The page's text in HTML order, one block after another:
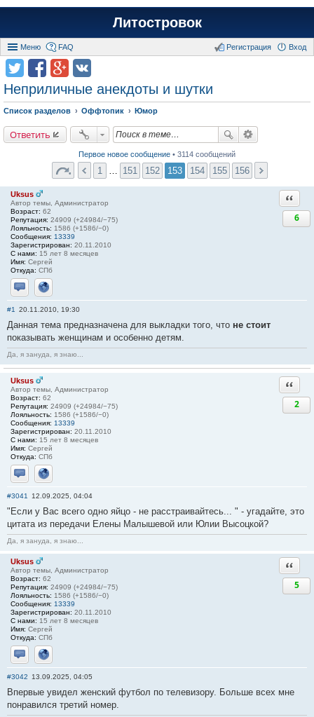
Литостровок
Меню FAQ Вход
Регистрация
Неприличные анекдоты и шутки
Список разделов Оффтопик Юмор
Ответить
Первое новое сообщение • 3114 сообщений
1 151 152 153 154 155 156
Uksus
Автор темы, Администратор
Возраст: 62
Репутация: 24909 (+24984/−75)
Лояльность: 1586 (+1586/−0)
Сообщения: 13339
Зарегистрирован: 20.11.2010
С нами: 15 лет 8 месяцев
Имя: Сергей
Откуда: СПб
Отправить личное сообщение
Сайт
6
#1 20.11.2010, 19:30
Данная тема предназначена для выкладки того, что не стоит
показывать женщинам и особенно детям.
Да, я зануда, я знаю...
Uksus
Автор темы, Администратор
Возраст: 62
Репутация: 24909 (+24984/−75)
Лояльность: 1586 (+1586/−0)
Сообщения: 13339
Зарегистрирован: 20.11.2010
С нами: 15 лет 8 месяцев
Имя: Сергей
Откуда: СПб
Отправить личное сообщение
Сайт
2
#3041 12.09.2025, 04:04
"Если у Вас всего одно яйцо - не расстраивайтесь... " - угадайте, это
цитата из передачи Елены Малышевой или Юлии Высоцкой?
Да, я зануда, я знаю...
Uksus
Автор темы, Администратор
Возраст: 62
Репутация: 24909 (+24984/−75)
Лояльность: 1586 (+1586/−0)
Сообщения: 13339
Зарегистрирован: 20.11.2010
С нами: 15 лет 8 месяцев
Имя: Сергей
Откуда: СПб
Отправить личное сообщение
Сайт
5
#3042 13.09.2025, 04:05
Впервые увидел женский футбол по телевизору. Больше всех мне
понравился третий номер.